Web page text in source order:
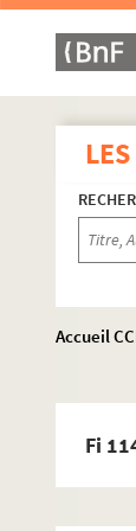
Accueil
Fi
Fi